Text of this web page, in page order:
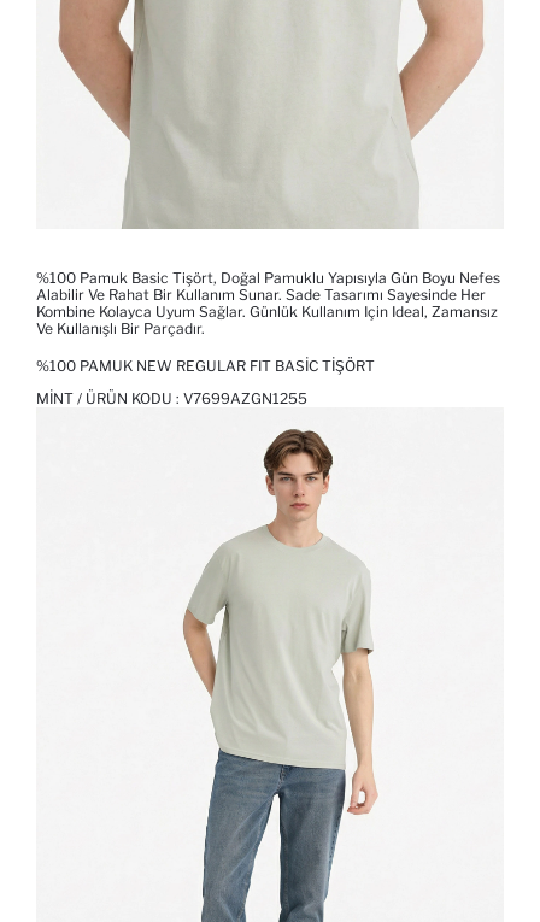
%100 Pamuk Basic Tişört, Doğal Pamuklu Yapısıyla Gün Boyu Nefes
Alabilir Ve Rahat Bir Kullanım Sunar. Sade Tasarımı Sayesinde Her
Kombine Kolayca Uyum Sağlar. Günlük Kullanım Için Ideal, Zamansız
Ve Kullanışlı Bir Parçadır.
%100 PAMUK NEW REGULAR FIT BASIC TIŞÖRT
MINT / ÜRÜN KODU : V7699AZGN1255